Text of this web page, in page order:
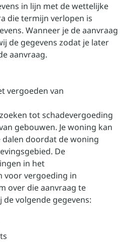
in lijn met de wettelijke
die termijn verlopen is
Wanneer je de aanvraag
de gegevens zodat je later
aanvraag.
vergoeden van
tot schadevergoeding
gebouwen. Je woning kan
doordat de woning
De
in het
voor vergoeding in
over die aanvraag te
volgende gegevens: